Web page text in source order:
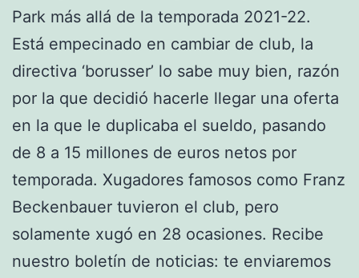
Park más allá de la temporada 2021-22.
Está empecinado en cambiar de club, la
directiva ‘borusser’ lo sabe muy bien, razón
por la que decidió hacerle llegar una oferta
en la que le duplicaba el sueldo, pasando
de 8 a 15 millones de euros netos por
temporada. Xugadores famosos como Franz
Beckenbauer tuvieron el club, pero
solamente xugó en 28 ocasiones. Recibe
nuestro boletín de noticias: te enviaremos